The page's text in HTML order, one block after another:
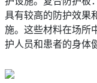
具有较高的防护效果
施。这些材料在场所
护人员和患者的身体